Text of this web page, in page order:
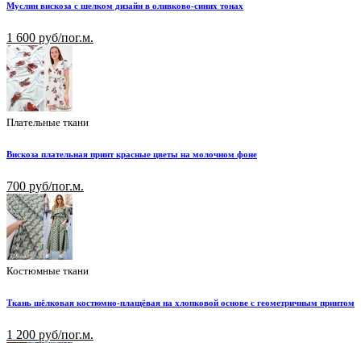
Муслин вискоза с шелком дизайн в оливково-синих тонах
1 600 руб/пог.м.
Плательные ткани
Вискоза плательная принт красные цветы на молочном фоне
700 руб/пог.м.
Костюмные ткани
Ткань шёлковая костюмно-плащёвая на хлопковой основе с геометричным принтом
1 200 руб/пог.м.